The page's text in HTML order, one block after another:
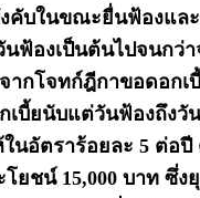
งคับในขณะยื่นฟ้องแล
ฟ้องเป็นต้นไปจนกว่า
ากโจทก์ฎีกาขอดอกเ
เบี้ยนับแต่วันฟ้องถึงวั
ในอัตราร้อยละ 5 ต่อ
ยชน์ 15,000 บาท ซึ่ง